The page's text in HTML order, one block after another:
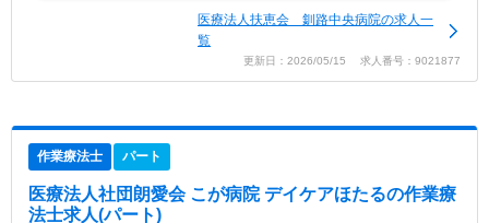
医療法人扶恵会 釧路中央病院の求人一
覧
更新日：2026/05/15 求人番号：9021877
作業療法士 パート
医療法人社団朗愛会 こが病院 デイケアほたるの作業療
法士求人(パート)